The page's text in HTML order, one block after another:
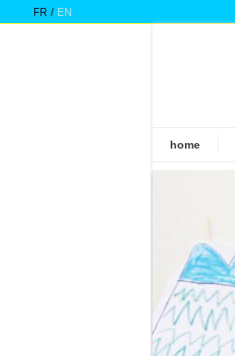
FR EN
home